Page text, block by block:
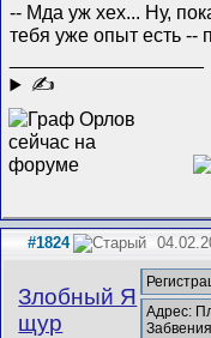
-- Мда уж хех... Ну,
тебя уже опыт есть --
✍
#1824
Злобный Я
щур
Адрес: